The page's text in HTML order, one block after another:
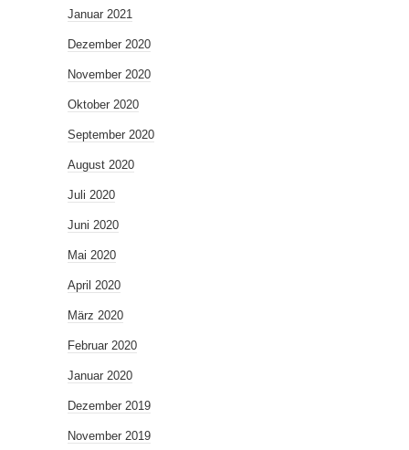
Januar 2021
Dezember 2020
November 2020
Oktober 2020
September 2020
August 2020
Juli 2020
Juni 2020
Mai 2020
April 2020
März 2020
Februar 2020
Januar 2020
Dezember 2019
November 2019